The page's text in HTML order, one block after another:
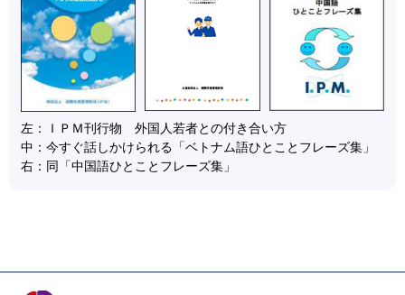
左：
ＩＰＭ刊行物 外国人若者との付き合い方
中： 今すぐ話しかけられる「ベトナム語ひとことフレーズ集」
右： 同「中国語ひとことフレーズ集」